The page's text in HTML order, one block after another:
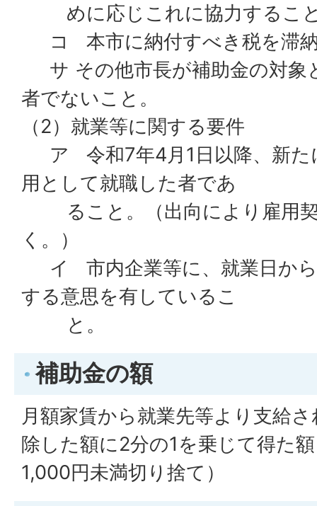
めに応じこれに協力するこ
コ 本市に納付すべき税を滞
サ その他市長が補助金の対象
者でないこと。
（2）就業等に関する要件
ア 令和7年4月1日以降、新た
用として就職した者であ
ること。（出向により雇用契
く。）
イ 市内企業等に、就業日から
する意思を有しているこ
と。
補助金の額
月額家賃から就業先等より支給
除した額に2分の1を乗じて得た
1,000円未満切り捨て）